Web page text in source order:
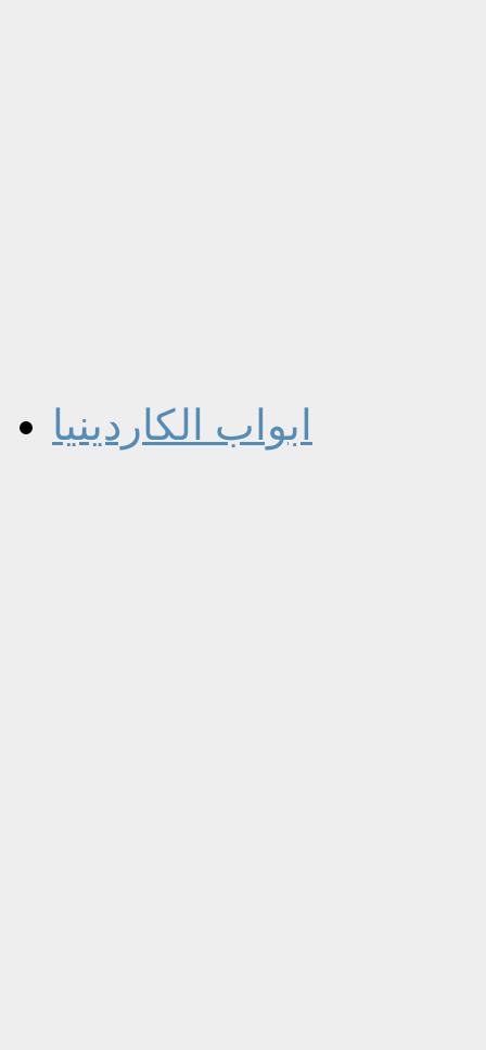
ابواب الكاردينيا